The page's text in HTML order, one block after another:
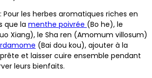
: Pour les herbes aromatiques riches en
que la menthe poivrée (Bo he), le
Xiang), le Sha ren (Amomum villosum)
(Bai dou kou), ajouter à la
et laisser cuire ensemble pendant
leurs bienfaits.